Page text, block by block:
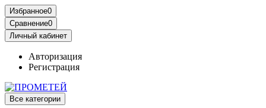
Избранное0
Сравнение0
Личный кабинет
Авторизация
Регистрация
Все категории